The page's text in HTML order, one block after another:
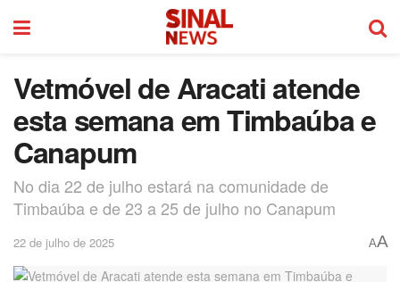
Vetmóvel de Aracati atende
esta semana em Timbaúba e
Canapum
No dia 22 de julho estará na comunidade de
Timbaúba e de 23 a 25 de julho no Canapum
22 de julho de 2025 AA